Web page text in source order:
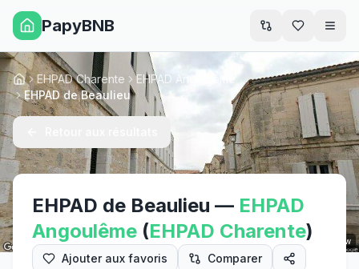
PapyBNB
Street View
AccueilEHPAD Charente
EHPAD Angoulême
EHPAD de Beaulieu
EHPAD de Beaulieu — EHPAD
Angoulême (EHPAD Charente)
Ajouter aux favoris Comparer